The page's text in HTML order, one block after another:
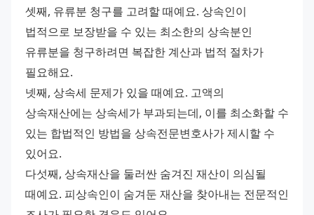
셋째, 유류분 청구를 고려할 때예요. 상속인이
법적으로 보장받을 수 있는 최소한의 상속분인
유류분을 청구하려면 복잡한 계산과 법적 절차가
필요해요.
넷째, 상속세 문제가 있을 때예요. 고액의
상속재산에는 상속세가 부과되는데, 이를 최소화할 수
있는 합법적인 방법을 상속전문변호사가 제시할 수
있어요.
다섯째, 상속재산을 둘러싼 숨겨진 재산이 의심될
때예요. 피상속인이 숨겨둔 재산을 찾아내는 전문적인